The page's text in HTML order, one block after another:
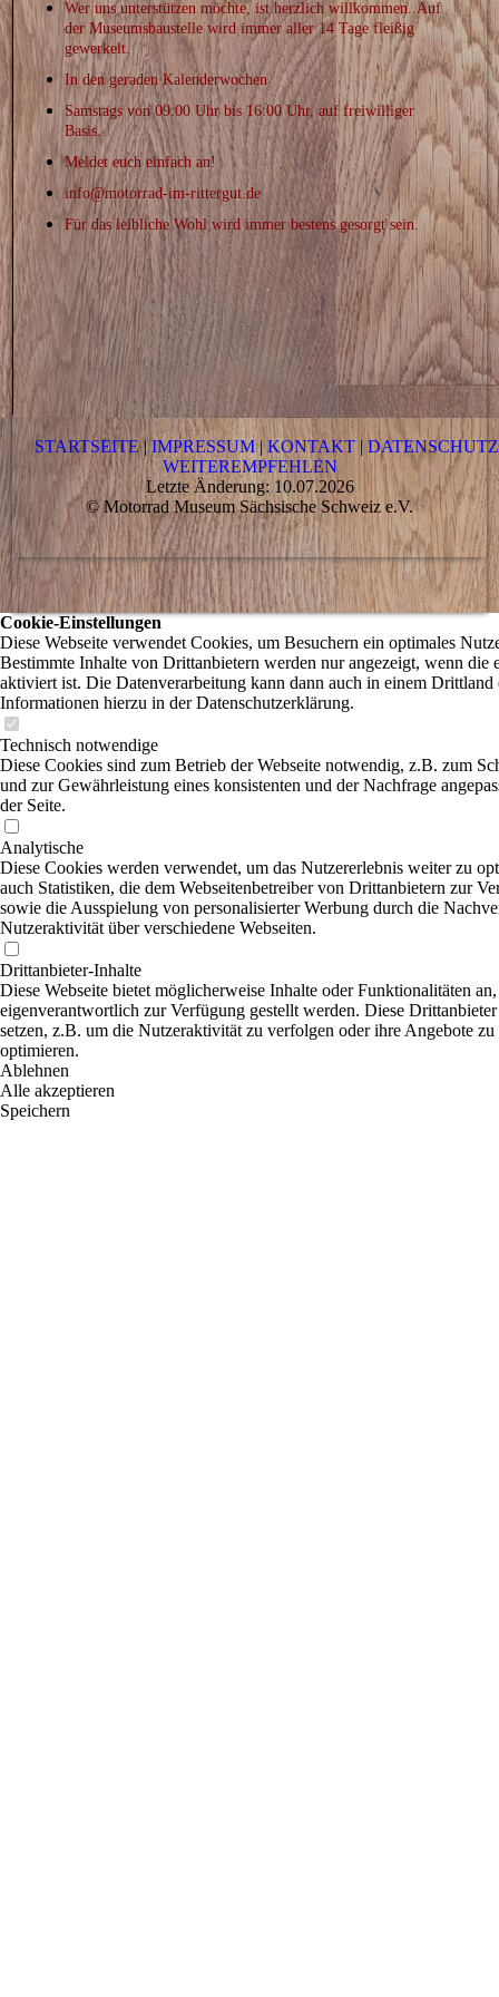
Wer uns unterstützen möchte, ist herzlich willkommen.Auf
der Museumsbaustelle wird immer aller 14 Tage fleißig
gewerkelt.
In dengeraden Kalenderwochen
Samstagsvon 09:00 Uhr bis 16:00 Uhr, auf freiwilliger
Basis.
Meldet euch einfach an!
info@motorrad-im-rittergut.de
Für das leibliche Wohl wird immer bestens gesorgt sein.
STARTSEITE |IMPRESSUM |KONTAKT |
WEITEREMPFEHLEN
Letzte Änderung: 10.07.2026
© Motorrad Museum Sächsische Schweiz e.V.
Cookie-Einstellungen
Diese Webseite verwendet Cookies, um Besuchern ein optimales
Bestimmte Inhalte von Drittanbietern werden nur angezeigt, wenn die
aktiviert ist. Die Datenverarbeitung kann dann auch in einem Drittland
Informationen hierzu in der Datenschutzerklärung.
Technisch notwendige
Diese Cookies sind zum Betrieb der Webseite notwendig, z.B. zum
und zur Gewährleistung eines konsistenten und der Nachfrage
der Seite.
Analytische
Diese Cookies werden verwendet, um das Nutzererlebnis weiter zu
auch Statistiken, die dem Webseitenbetreiber von Drittanbietern zur
sowie die Ausspielung von personalisierter Werbung durch die
Nutzeraktivität über verschiedene Webseiten.
Drittanbieter-Inhalte
Diese Webseite bietet möglicherweise Inhalte oder Funktionalitäten
eigenverantwortlich zur Verfügung gestellt werden. Diese
setzen, z.B. um die Nutzeraktivität zu verfolgen oder ihre Angebote zu
optimieren.
Ablehnen
Alle akzeptieren
Speichern